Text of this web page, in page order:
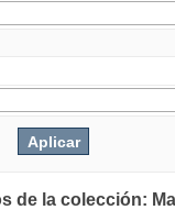
de la colección: